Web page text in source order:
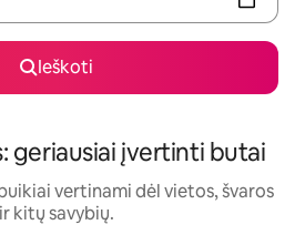
Ieškoti
geriausiai įvertinti butai
vertinami dėl vietos, švaros
ir kitų savybių.